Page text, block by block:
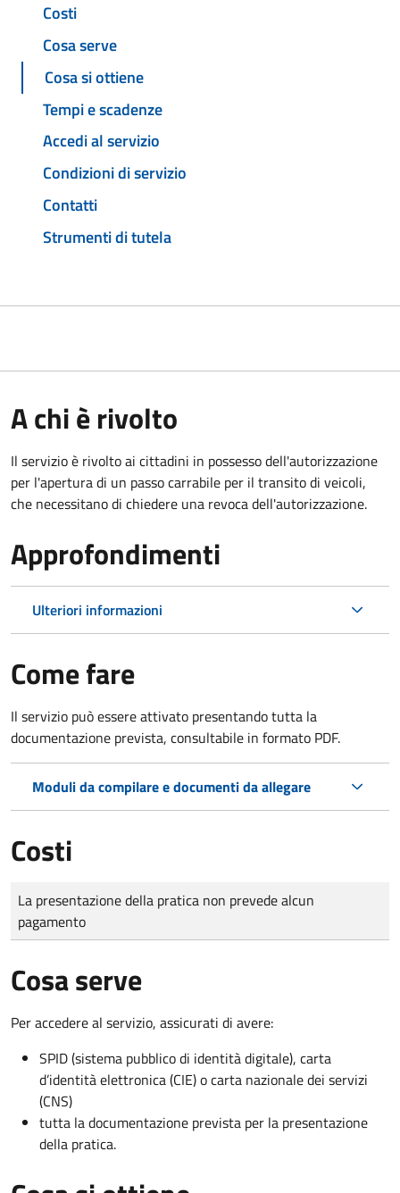
Costi
Cosa serve
Cosa si ottiene
Tempi e scadenze
Accedi al servizio
Condizioni di servizio
Contatti
Strumenti di tutela
A chi è rivolto
Il servizio è rivolto ai cittadini in possesso dell'autorizzazione
per l'apertura di un passo carrabile per il transito di veicoli,
che necessitano di chiedere una revoca dell'autorizzazione.
Approfondimenti
Ulteriori informazioni
Come fare
Il servizio può essere attivato presentando tutta la
documentazione prevista, consultabile in formato PDF.
Moduli da compilare e documenti da allegare
Costi
Tipo di pagamento
Importo
La presentazione della pratica non prevede alcun
pagamento
Cosa serve
Per accedere al servizio, assicurati di avere:
SPID (sistema pubblico di identità digitale), carta
d’identità elettronica (CIE) o carta nazionale dei servizi
(CNS)
tutta la documentazione prevista per la presentazione
della pratica.